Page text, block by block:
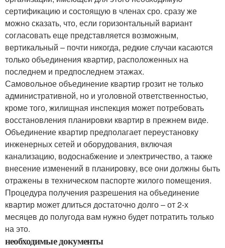
сертификацию и состоящую в членах сро. сразу же
можно сказать, что, если горизонтальный вариант
согласовать еще представляется возможным,
вертикальный – почти никогда, редкие случаи касаются
только объединения квартир, расположенных на
последнем и предпоследнем этажах.
Самовольное объединение квартир грозит не только
административной, но и уголовной ответственностью,
кроме того, жилищная инспекция может потребовать
восстановления планировки квартир в прежнем виде.
Объединение квартир предполагает переустановку
инженерных сетей и оборудования, включая
канализацию, водоснабжение и электричество, а также
внесение изменений в планировку, все они должны быть
отражены в техническом паспорте жилого помещения.
Процедура получения разрешения на объединение
квартир может длиться достаточно долго – от 2-х
месяцев до полугода вам нужно будет потратить только
на это.
необходимые документы